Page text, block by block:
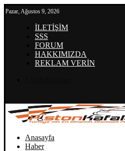
Pazar, Ağustos 9, 2026
İLETİŞİM
SSS
FORUM
HAKKIMIZDA
REKLAM VERİN
Anasayfa
Haber